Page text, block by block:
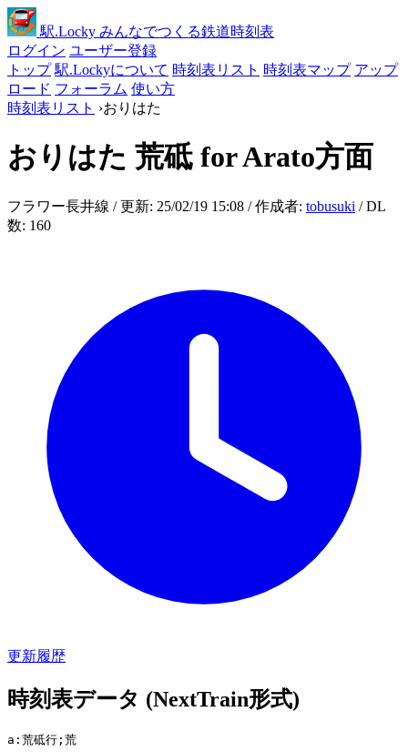
駅.Locky みんなでつくる鉄道時刻表
ログイン ユーザー登録
トップ 駅.Lockyについて 時刻表リスト 時刻表マップ アップ
ロード フォーラム 使い方
時刻表リスト ›おりはた
おりはた 荒砥 for Arato方面
フラワー長井線 / 更新: 25/02/19 15:08 / 作成者: tobusuki / DL
数: 160
更新履歴
時刻表データ (NextTrain形式)
a:荒砥行;荒